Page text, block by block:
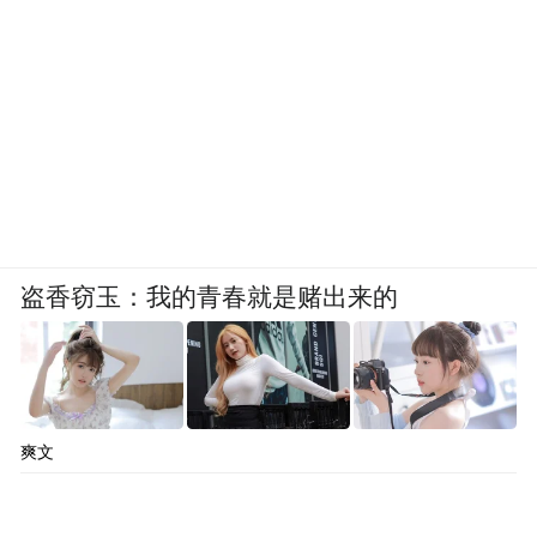
盗香窃玉：我的青春就是赌出来的
爽文